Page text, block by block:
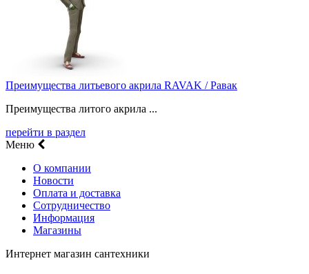
Преимущества литьевого акрила RAVAK / Равак
Преимущества литого акрила ...
перейти в раздел
Меню
О компании
Новости
Оплата и доставка
Сотрудничество
Информация
Магазины
Интернет магазин сантехники